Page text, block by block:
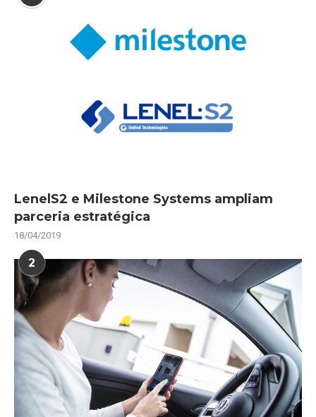
LenelS2 e Milestone Systems ampliam
parceria estratégica
18/04/2019
2